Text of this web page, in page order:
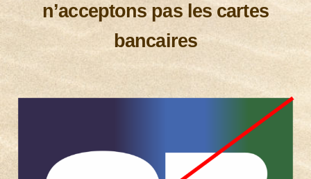
n’acceptons pas les cartes
bancaires